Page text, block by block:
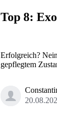
Top 8:
Erfolgreich?
gepflegtem